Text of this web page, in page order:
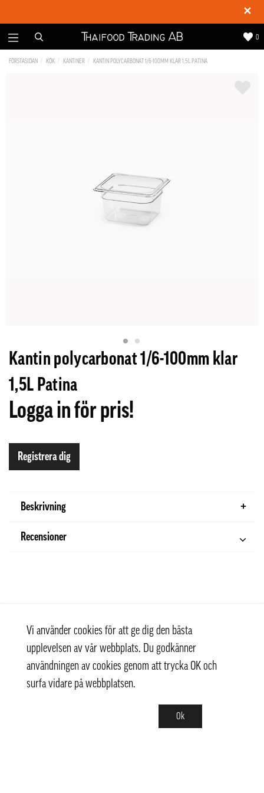
✕
0
FÖRSTASIDAN KÖK KANTINER KANTIN POLYCARBONAT 1/6-100MM KLAR 1,5L PATINA
Kantin polycarbonat 1/6-100mm klar
1,5L Patina
Logga in för pris!
Registrera dig
Beskrivning
Recensioner
Vi använder cookies för att ge dig den bästa
upplevelsen av vår webbplats. Du godkänner
användningen av cookies genom att trycka OK och
surfa vidare på webbplatsen.
Ok